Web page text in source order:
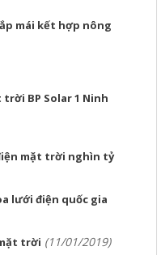
mái kết hợp nông
BP Solar 1 Ninh
mặt trời nghìn tỷ
lưới điện quốc gia
trời (11/01/2019)